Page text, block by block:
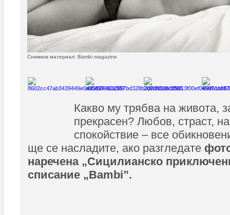
Снимков материал: Bambi magazine
Какво му трябва на живота,
прекрасен? Любов, страст,
спокойствие – все
ще се насладите, ако разгледате
наречена „Сицилианско
списание „Bambi”.